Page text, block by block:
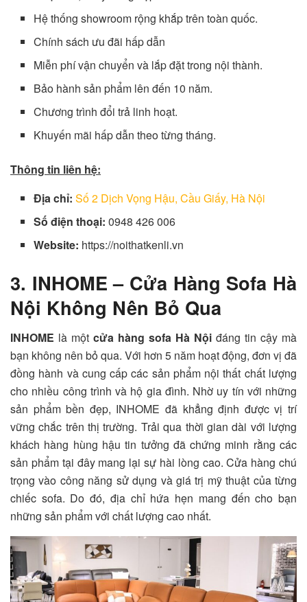
Hệ thống showroom rộng khắp trên toàn quốc.
Chính sách ưu đãi hấp dẫn
Miễn phí vận chuyển và lắp đặt trong nội thành.
Bảo hành sản phẩm lên đến 10 năm.
Chương trình đổi trả linh hoạt.
Khuyến mãi hấp dẫn theo từng tháng.
Thông tin liên hệ:
Địa chỉ: Số 2 Dịch Vọng Hậu, Cầu Giấy, Hà Nội
Số điện thoại: 0948 426 006
Website: https://noithatkenli.vn
3. INHOME – Cửa Hàng Sofa Hà
Nội Không Nên Bỏ Qua
INHOME là một cửa hàng sofa Hà Nội đáng tin cậy mà
bạn không nên bỏ qua. Với hơn 5 năm hoạt động, đơn vị đã
đồng hành và cung cấp các sản phẩm nội thất chất lượng
cho nhiều công trình và hộ gia đình. Nhờ uy tín với những
sản phẩm bền đẹp, INHOME đã khẳng định được vị trí
vững chắc trên thị trường. Trải qua thời gian dài với lượng
khách hàng hùng hậu tin tưởng đã chứng minh rằng các
sản phẩm tại đây mang lại sự hài lòng cao. Cửa hàng chú
trọng vào công năng sử dụng và giá trị mỹ thuật của từng
chiếc sofa. Do đó, địa chỉ hứa hẹn mang đến cho bạn
những sản phẩm với chất lượng cao nhất.